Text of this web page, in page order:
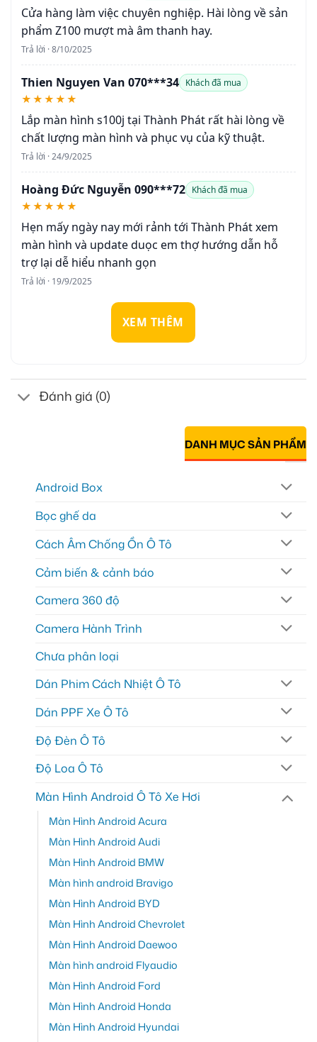
Cửa hàng làm việc chuyên nghiệp. Hài lòng về sản
phẩm Z100 mượt mà âm thanh hay.
Trả lời · 8/10/2025
Thien Nguyen Van 070***34 Khách đã mua
★★★★★
Lắp màn hình s100j tại Thành Phát rất hài lòng về
chất lượng màn hình và phục vụ của kỹ thuật.
Trả lời · 24/9/2025
Hoàng Đức Nguyễn 090***72 Khách đã mua
★★★★★
Hẹn mấy ngày nay mới rảnh tới Thành Phát xem
màn hình và update duọc em thợ hướng dẫn hỗ
trợ lại dễ hiểu nhanh gọn
Trả lời · 19/9/2025
XEM THÊM
Đánh giá (0)
DANH MỤC SẢN PHẨM
Android Box
Bọc ghế da
Cách Âm Chống Ồn Ô Tô
Cảm biến & cảnh báo
Camera 360 độ
Camera Hành Trình
Chưa phân loại
Dán Phim Cách Nhiệt Ô Tô
Dán PPF Xe Ô Tô
Độ Đèn Ô Tô
Độ Loa Ô Tô
Màn Hình Android Ô Tô Xe Hơi
Màn Hình Android Acura
Màn Hình Android Audi
Màn Hình Android BMW
Màn hình android Bravigo
Màn Hình Android BYD
Màn Hình Android Chevrolet
Màn Hình Android Daewoo
Màn hình android Flyaudio
Màn Hình Android Ford
Màn Hình Android Honda
Màn Hình Android Hyundai